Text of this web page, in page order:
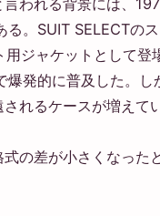
われる背景には、
。SUIT SELECTの
ジャケットとして登
爆発的に普及した。し
れるケースが増えて
の差が小さくなった